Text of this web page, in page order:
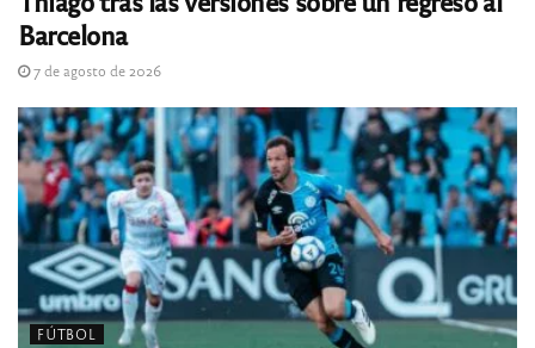
Barcelona
7 de agosto de 2026
FÚTBOL